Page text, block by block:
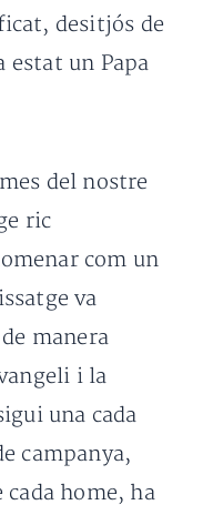
desitjós de
estat un Papa
del nostre
ric
com un
va
manera
i la
una cada
campanya,
cada home, ha